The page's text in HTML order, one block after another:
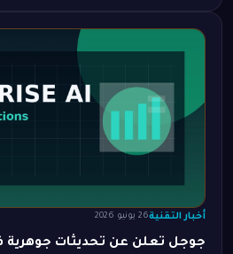
أخبار التقنية26 يونيو 2026